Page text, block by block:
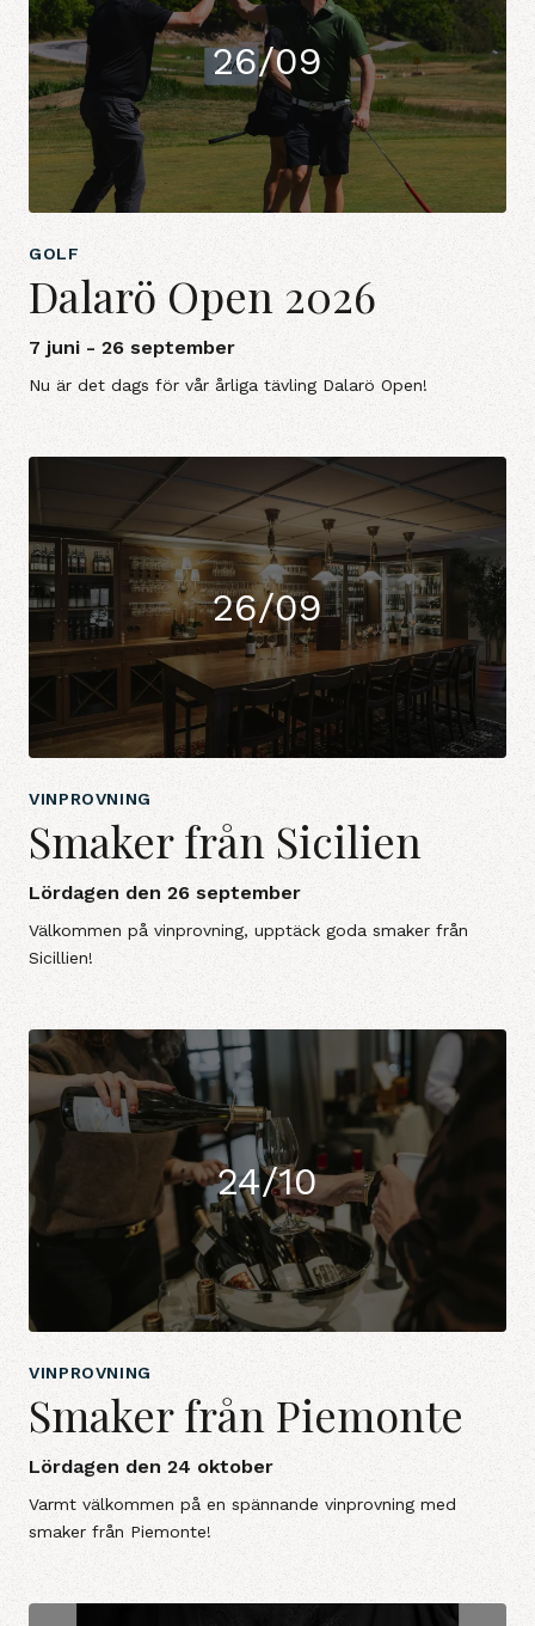
26/09
GOLF
Dalarö Open 2026
7 juni - 26 september
Nu är det dags för vår årliga tävling Dalarö Open!
26/09
VINPROVNING
Smaker från Sicilien
Lördagen den 26 september
Välkommen på vinprovning, upptäck goda smaker från
Sicillien!
24/10
VINPROVNING
Smaker från Piemonte
Lördagen den 24 oktober
Varmt välkommen på en spännande vinprovning med
smaker från Piemonte!